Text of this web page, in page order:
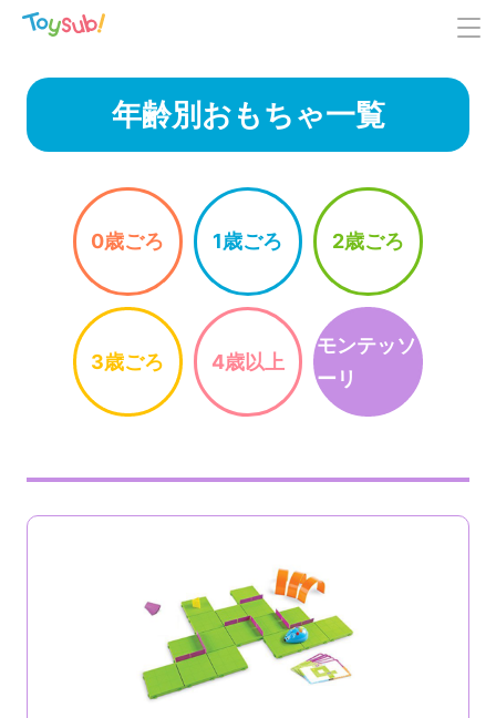
年齢別おもちゃ一覧
0歳ごろ 1歳ごろ 2歳ごろ
3歳ごろ 4歳以上
モンテッソ
ーリ